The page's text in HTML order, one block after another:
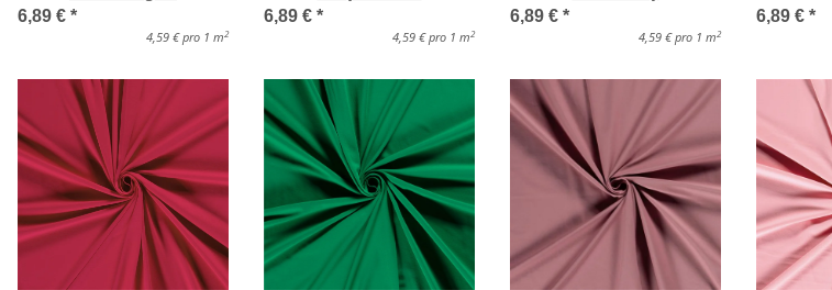
6,89 € *
4,59 € pro 1 m2
6,89 € *
4,59 € pro 1 m2
6,89 € *
4,59 € pro 1 m2
6,89 € *